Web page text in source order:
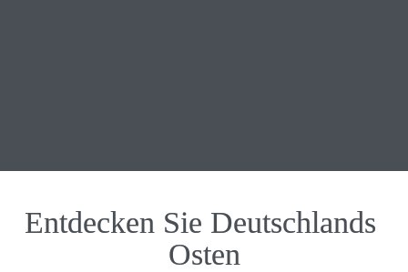
Entdecken Sie Deutschlands
Osten